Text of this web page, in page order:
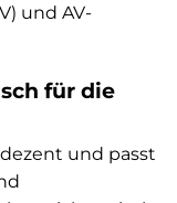
und AV-
für die
und passt